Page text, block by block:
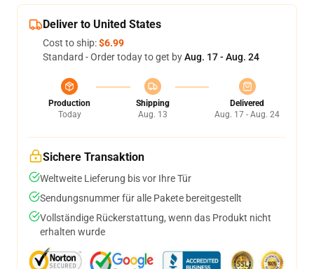
Deliver to United States
Cost to ship:$6.99
Standard - Order today to get byAug. 17 - Aug. 24
Production
Today
Shipping
Aug. 13
Delivered
Aug. 17 - Aug. 24
Sichere Transaktion
Weltweite Lieferung bis vor Ihre Tür
Sendungsnummer für alle Pakete bereitgestellt
Vollständige Rückerstattung, wenn das Produkt nicht
erhalten wurde